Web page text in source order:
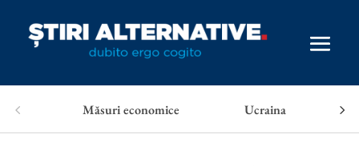
Măsuri economice Ucraina